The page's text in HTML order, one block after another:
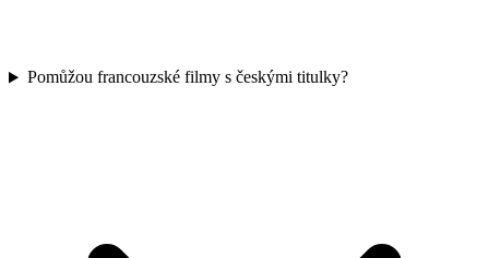
Pomůžou francouzské filmy s českými titulky?